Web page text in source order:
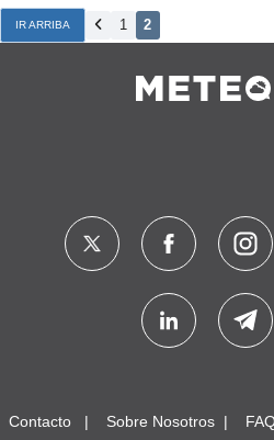
IR ARRIBA 1 2
Contacto Sobre Nosotros